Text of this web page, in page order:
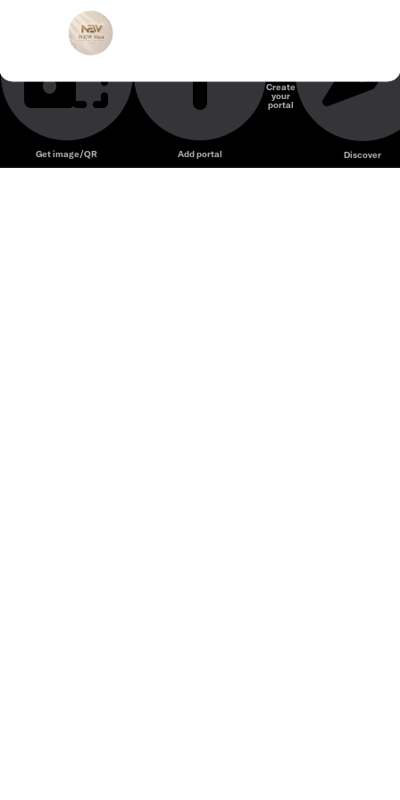
Unmute
New Hair Salon Quận 7 – Hair salon phong cách trẻ trung
với dịch vụ chăm sóc và tạo kiểu tóc hiện đại.
Get image/QR Add portal
Create
your
portal
Discover